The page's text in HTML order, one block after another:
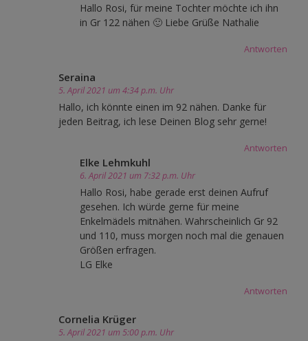
Hallo Rosi, für meine Tochter möchte ich ihn
in Gr 122 nähen 🙂 Liebe Grüße Nathalie
Antworten
Seraina
5. April 2021 um 4:34 p.m. Uhr
Hallo, ich könnte einen im 92 nähen. Danke für
jeden Beitrag, ich lese Deinen Blog sehr gerne!
Antworten
Elke Lehmkuhl
6. April 2021 um 7:32 p.m. Uhr
Hallo Rosi, habe gerade erst deinen Aufruf
gesehen. Ich würde gerne für meine
Enkelmädels mitnähen. Wahrscheinlich Gr 92
und 110, muss morgen noch mal die genauen
Größen erfragen.
LG Elke
Antworten
Cornelia Krüger
5. April 2021 um 5:00 p.m. Uhr